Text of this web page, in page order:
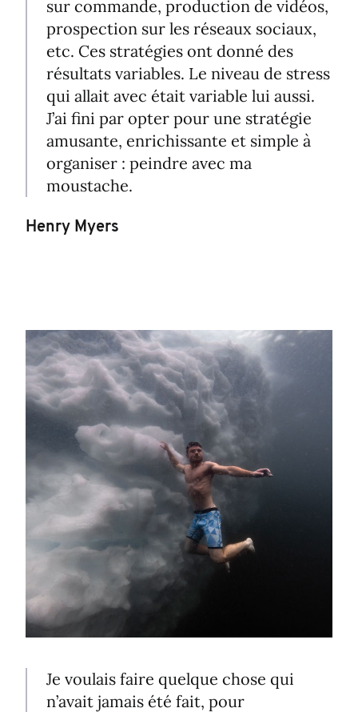
sur commande, production de vidéos,
prospection sur les réseaux sociaux,
etc. Ces stratégies ont donné des
résultats variables. Le niveau de stress
qui allait avec était variable lui aussi.
J’ai fini par opter pour une stratégie
amusante, enrichissante et simple à
organiser : peindre avec ma
moustache.
Henry Myers
Je voulais faire quelque chose qui
n’avait jamais été fait, pour